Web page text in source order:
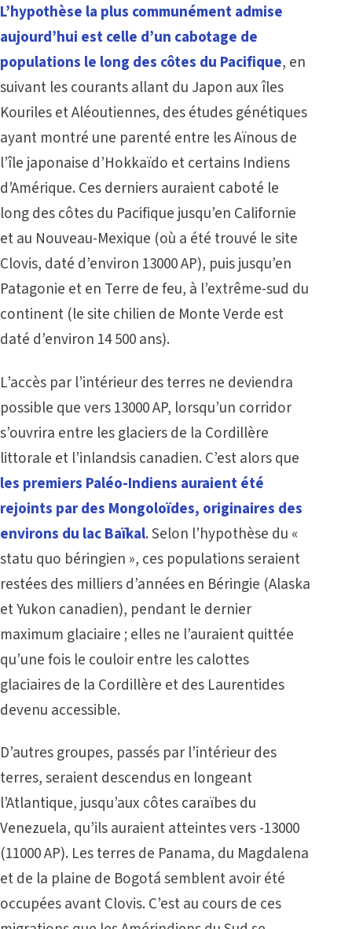
L’hypothèse la plus communément admise
aujourd’hui est celle d’un cabotage de
populations le long des côtes du Pacifique, en
suivant les courants allant du Japon aux îles
Kouriles et Aléoutiennes, des études génétiques
ayant montré une parenté entre les Aïnous de
l’île japonaise d’Hokkaïdo et certains Indiens
d’Amérique. Ces derniers auraient caboté le
long des côtes du Pacifique jusqu’en Californie
et au Nouveau-Mexique (où a été trouvé le site
Clovis, daté d’environ 13000 AP), puis jusqu’en
Patagonie et en Terre de feu, à l’extrême-sud du
continent (le site chilien de Monte Verde est
daté d’environ 14 500 ans).
L’accès par l’intérieur des terres ne deviendra
possible que vers 13000 AP, lorsqu’un corridor
s’ouvrira entre les glaciers de la Cordillère
littorale et l’inlandsis canadien. C’est alors que
les premiers Paléo-Indiens auraient été
rejoints par des Mongoloïdes, originaires des
environs du lac Baïkal. Selon l’hypothèse du «
statu quo béringien », ces populations seraient
restées des milliers d’années en Béringie (Alaska
et Yukon canadien), pendant le dernier
maximum glaciaire ; elles ne l’auraient quittée
qu’une fois le couloir entre les calottes
glaciaires de la Cordillère et des Laurentides
devenu accessible.
D’autres groupes, passés par l’intérieur des
terres, seraient descendus en longeant
l’Atlantique, jusqu’aux côtes caraïbes du
Venezuela, qu’ils auraient atteintes vers -13000
(11000 AP). Les terres de Panama, du Magdalena
et de la plaine de Bogotá semblent avoir été
occupées avant Clovis. C’est au cours de ces